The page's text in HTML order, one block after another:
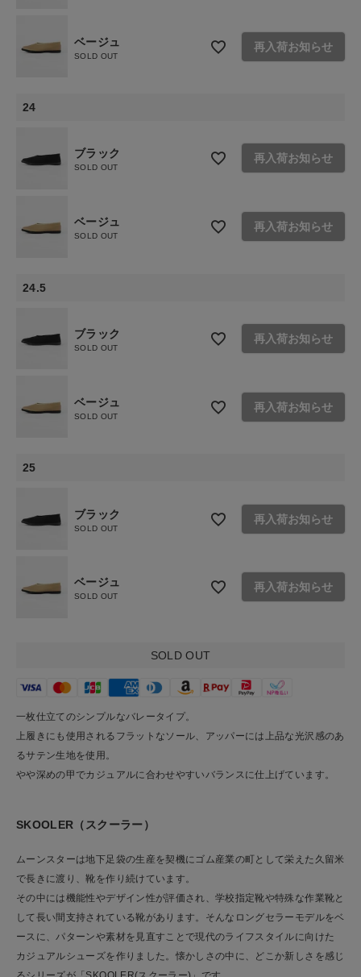
ベージュ
SOLD OUT
再入荷お知らせ
24
ブラック
SOLD OUT
再入荷お知らせ
ベージュ
SOLD OUT
再入荷お知らせ
24.5
ブラック
SOLD OUT
再入荷お知らせ
ベージュ
SOLD OUT
再入荷お知らせ
25
ブラック
SOLD OUT
再入荷お知らせ
ベージュ
SOLD OUT
再入荷お知らせ
SOLD OUT
一枚仕立てのシンプルなバレータイプ。
上履きにも使用されるフラットなソール、アッパーには上品な光沢感のあ
るサテン生地を使用。
やや深めの甲でカジュアルに合わせやすいバランスに仕上げています。
SKOOLER（スクーラー）
ムーンスターは地下足袋の生産を契機にゴム産業の町として栄えた久留米
で長きに渡り、靴を作り続けています。
その中には機能性やデザイン性が評価され、学校指定靴や特殊な作業靴と
して長い間支持されている靴があります。そんなロングセラーモデルをベ
ースに、パターンや素材を見直すことで現代のライフスタイルに向けた
カジュアルシューズを作りました。懐かしさの中に、どこか新しさを感じ